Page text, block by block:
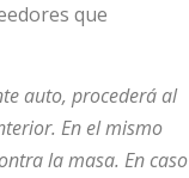
que
auto, procederá al
En el mismo
la masa. En caso